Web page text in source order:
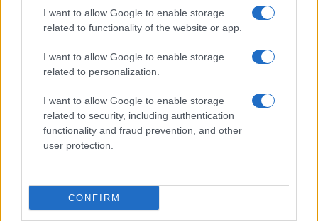
I want to allow Google to enable storage
related to functionality of the website or app.
I want to allow Google to enable storage
related to personalization.
I want to allow Google to enable storage
related to security, including authentication
functionality and fraud prevention, and other
user protection.
CONFIRM
Francesca Spadaro
Francesca Spadaro ha ricostruito una catena
depositati alla Camera di Commercio; è
analista finanziaria che coordina dossier su
collabora con camerali locali e cura
newsletter economiche territoriali.